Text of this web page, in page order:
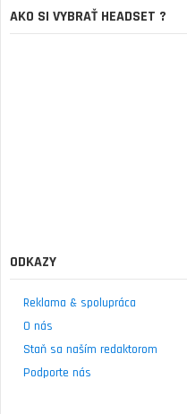
AKO SI VYBRAŤ HEADSET ?
ODKAZY
Reklama & spolupráca
O nás
Staň sa naším redaktorom
Podporte nás